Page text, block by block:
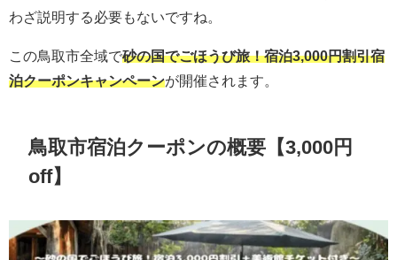
わざ説明する必要もないですね。
この鳥取市全域で砂の国でごほうび旅！宿泊3,000円割引宿
泊クーポンキャンペーンが開催されます。
鳥取市宿泊クーポンの概要【3,000円
off】